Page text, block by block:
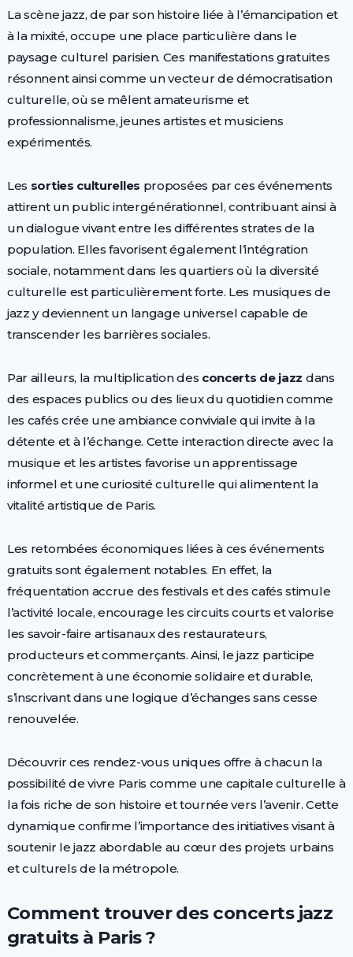
La scène jazz, de par son histoire liée à l’émancipation et
à la mixité, occupe une place particulière dans le
paysage culturel parisien. Ces manifestations gratuites
résonnent ainsi comme un vecteur de démocratisation
culturelle, où se mêlent amateurisme et
professionnalisme, jeunes artistes et musiciens
expérimentés.
Les sorties culturelles proposées par ces événements
attirent un public intergénérationnel, contribuant ainsi à
un dialogue vivant entre les différentes strates de la
population. Elles favorisent également l’intégration
sociale, notamment dans les quartiers où la diversité
culturelle est particulièrement forte. Les musiques de
jazz y deviennent un langage universel capable de
transcender les barrières sociales.
Par ailleurs, la multiplication des concerts de jazz dans
des espaces publics ou des lieux du quotidien comme
les cafés crée une ambiance conviviale qui invite à la
détente et à l’échange. Cette interaction directe avec la
musique et les artistes favorise un apprentissage
informel et une curiosité culturelle qui alimentent la
vitalité artistique de Paris.
Les retombées économiques liées à ces événements
gratuits sont également notables. En effet, la
fréquentation accrue des festivals et des cafés stimule
l’activité locale, encourage les circuits courts et valorise
les savoir-faire artisanaux des restaurateurs,
producteurs et commerçants. Ainsi, le jazz participe
concrètement à une économie solidaire et durable,
s’inscrivant dans une logique d’échanges sans cesse
renouvelée.
Découvrir ces rendez-vous uniques offre à chacun la
possibilité de vivre Paris comme une capitale culturelle à
la fois riche de son histoire et tournée vers l’avenir. Cette
dynamique confirme l’importance des initiatives visant à
soutenir le jazz abordable au cœur des projets urbains
et culturels de la métropole.
Comment trouver des concerts jazz
gratuits à Paris ?